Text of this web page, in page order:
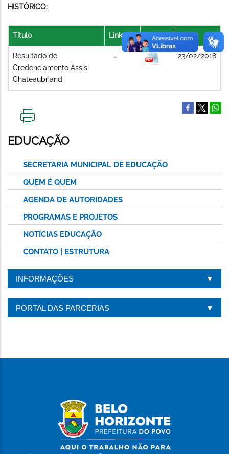
HISTÓRICO:
Título Link Arquivo Data
Resultado de
Credenciamento Assis
Chateaubriand
23/02/2018
ESTA
PÁGINA
EDUCAÇÃO
SECRETARIA MUNICIPAL DE EDUCAÇÃO
QUEM É QUEM
AGENDA DE AUTORIDADES
PROGRAMAS E PROJETOS
NOTÍCIAS EDUCAÇÃO
CONTATO | ESTRUTURA
INFORMAÇÕES
PORTAL DAS PARCERIAS